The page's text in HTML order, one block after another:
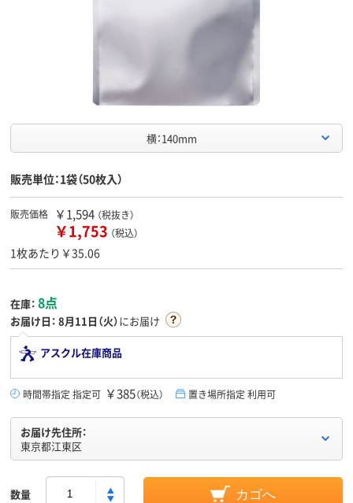
横：140mm
販売単位：1袋（50枚入）
販売価格 ￥1,594 （税抜き）
￥1,753 （税込）
1枚あたり￥35.06
在庫： 8点
お届け日： 8月11日（火）にお届け
アスクル在庫商品
時間帯指定 指定可 ￥385（税込） 置き場所指定 利用可
お届け先住所：
東京都江東区
数量 カゴへ